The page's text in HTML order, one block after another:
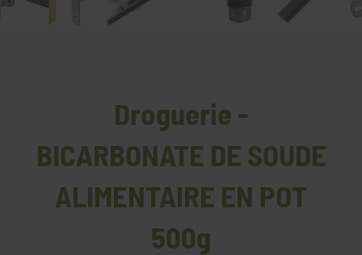
Droguerie -
BICARBONATE DE SOUDE
ALIMENTAIRE EN POT
500g